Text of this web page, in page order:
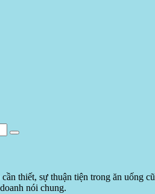
thiết, sự thuận tiện trong ăn uống
nói chung.